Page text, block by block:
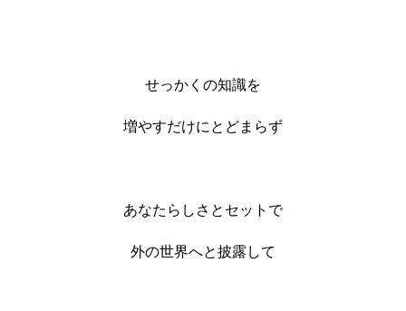
せっかくの知識を
増やすだけにとどまらず
あなたらしさとセットで
外の世界へと披露して